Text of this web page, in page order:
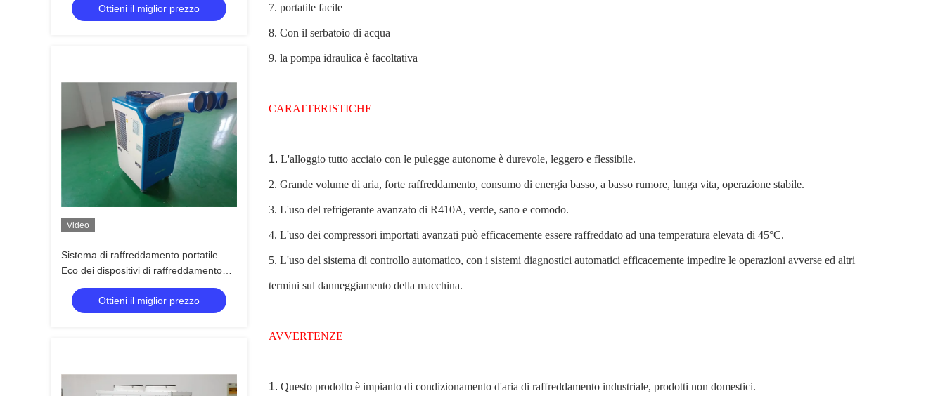
Ottieni il miglior prezzo
Video
Sistema di raffreddamento portatile
Eco dei dispositivi di raffreddamento
industriali professionali del punto
22000BTU amichevole
Ottieni il miglior prezzo
7. portatile facile
8. Con il serbatoio di acqua
9. la pompa idraulica è facoltativa
CARATTERISTICHE
1. L'alloggio tutto acciaio con le pulegge autonome è durevole, leggero e flessibile.
2. Grande volume di aria, forte raffreddamento, consumo di energia basso, a basso rumore, lunga vita, operazione stabile.
3. L'uso del refrigerante avanzato di R410A, verde, sano e comodo.
4. L'uso dei compressori importati avanzati può efficacemente essere raffreddato ad una temperatura elevata di 45°C.
5. L'uso del sistema di controllo automatico, con i sistemi diagnostici automatici efficacemente impedire le operazioni avverse ed altri
termini sul danneggiamento della macchina.
AVVERTENZE
1. Questo prodotto è impianto di condizionamento d'aria di raffreddamento industriale, prodotti non domestici.